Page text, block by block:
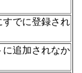
すでに登録され
に追加されなか